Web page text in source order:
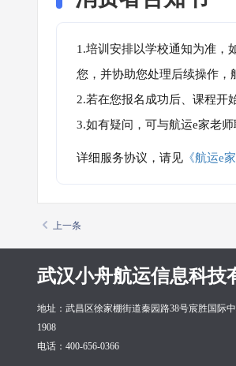
1.培训安排以学校通知为准，
您，并协助您处理后续操作，
2.若在您报名成功后、课程开
3.如有疑问，可与航运e家老
详细服务协议，请见 《航运e
上一条
武汉小舟航运信息科技
地址：武昌区徐家棚街道秦园路38号宸胜国际
1908
电话：400-656-0366